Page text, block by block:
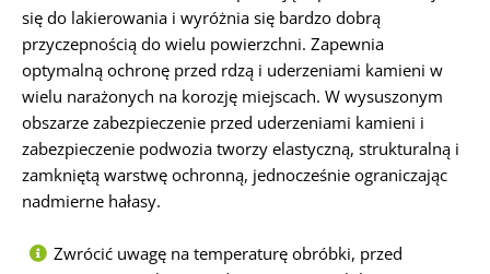
się do lakierowania i wyróżnia się bardzo dobrą
przyczepnością do wielu powierzchni. Zapewnia
optymalną ochronę przed rdzą i uderzeniami kamieni w
wielu narażonych na korozję miejscach. W wysuszonym
obszarze zabezpieczenie przed uderzeniami kamieni i
zabezpieczenie podwozia tworzy elastyczną, strukturalną i
zamkniętą warstwę ochronną, jednocześnie ograniczając
nadmierne hałasy.
Zwrócić uwagę na temperaturę obróbki, przed